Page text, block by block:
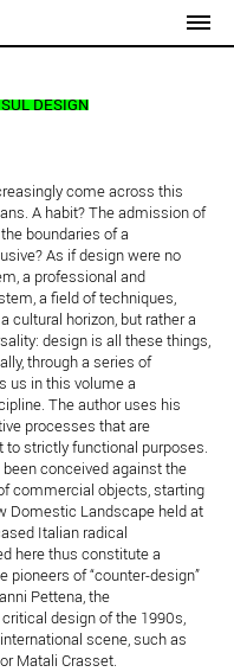
DESIGN
come across this
A habit? The admission of
boundaries of a
As if design were no
a professional and
a field of techniques,
cultural horizon, but rather a
design is all these things,
through a series of
us in this volume a
The author uses his
processes that are
to strictly functional purposes.
conceived against the
commercial objects, starting
Domestic Landscape held at
Italian radical
here thus constitute a
pioneers of “counter-design”
Pettena, the
design of the 1990s,
scene, such as
Matali Crasset.